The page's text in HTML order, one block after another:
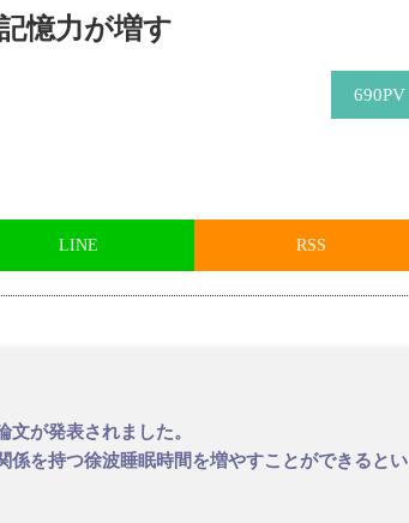
憶力が増す
690PV
LINE RSS
が発表されました。
係を持つ徐波睡眠時間を増やすことができるとい